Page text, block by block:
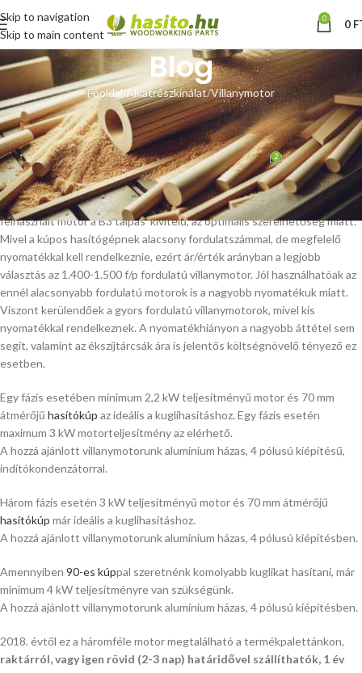
Skip to navigation
Skip to main content
0 0
Blog
Főoldal Alkatrészkínálat Villanymotor
VILLANYMOTOR
Villanymotor
Hoffmann ZsoltBe január 16, 2018 2
Kúpos hasítógép villanymotor általi meghajtásához a legtöbbször
felhasznált motor a B3 talpas kivitelű, az optimális szerelhetőség miatt.
Mivel a kúpos hasítógépnek alacsony fordulatszámmal, de megfelelő
nyomatékkal kell rendelkeznie, ezért ár/érték arányban a legjobb
választás az 1.400-1.500 f/p fordulatú villanymotor. Jól használhatóak az
ennél alacsonyabb fordulatú motorok is a nagyobb nyomatékuk miatt.
Viszont kerülendőek a gyors fordulatú villanymotorok, mivel kis
nyomatékkal rendelkeznek. A nyomatékhiányon a nagyobb áttétel sem
segít, valamint az ékszíjtárcsák ára is jelentős költségnövelő tényező ez
esetben.
Egy fázis esetében minimum 2,2 kW teljesítményű motor és 70 mm
átmérőjű hasítókúp az ideális a kuglihasításhoz. Egy fázis esetén
maximum 3 kW motorteljesítmény az elérhető.
A hozzá ajánlott villanymotorunk alumínium házas, 4 pólusú kiépítésű,
indítókondenzátorral.
Három fázis esetén 3 kW teljesítményű motor és 70 mm átmérőjű
hasítókúp már ideális a kuglihasításhoz.
A hozzá ajánlott villanymotorunk alumínium házas, 4 pólusú kiépítésben.
Amennyiben 90-es kúppal szeretnénk komolyabb kuglikat hasítani, már
minimum 4 kW teljesítményre van szükségünk.
A hozzá ajánlott villanymotorunk alumínium házas, 4 pólusú kiépítésben.
2018. évtől ez a háromféle motor megtalálható a termékpalettánkon,
raktárról, vagy igen rövid (2-3 nap) határidővel szállíthatók, 1 év